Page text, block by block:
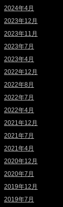
2024年4月
2023年12月
2023年11月
2023年7月
2023年4月
2022年12月
2022年8月
2022年7月
2022年4月
2021年12月
2021年7月
2021年4月
2020年12月
2020年7月
2019年12月
2019年7月